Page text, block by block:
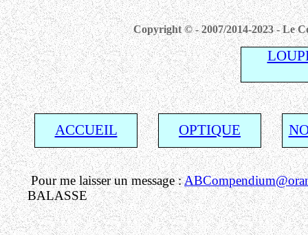
Copyright © - 2007/2014-2023 - Le
ACCUEIL OPTIQUE
Pour me laisser un message :
BALASSE